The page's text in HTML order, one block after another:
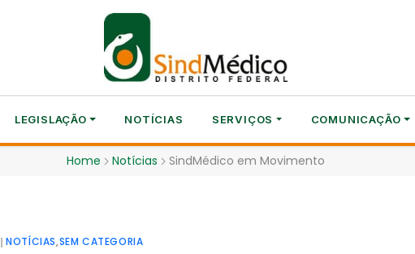
LEGISLAÇÃO NOTÍCIAS SERVIÇOS COMUNICAÇÃO
Home Notícias SindMédico em Movimento
❘NOTÍCIAS,SEM CATEGORIA